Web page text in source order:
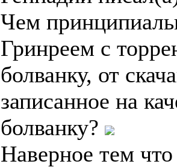
Чем
Гринреем с
болванку, от
записанное на
болванку?
Наверное тем